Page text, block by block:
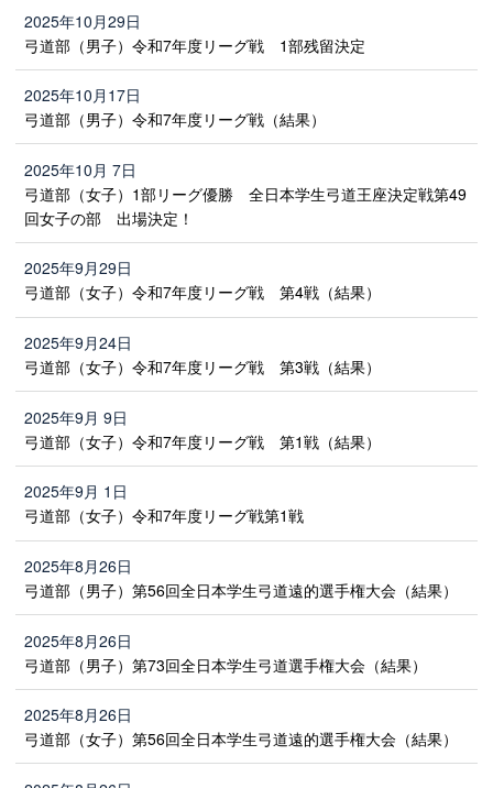
2025年10月29日
弓道部（男子）令和7年度リーグ戦 1部残留決定
2025年10月17日
弓道部（男子）令和7年度リーグ戦（結果）
2025年10月 7日
弓道部（女子）1部リーグ優勝 全日本学生弓道王座決定戦第49
回女子の部 出場決定！
2025年9月29日
弓道部（女子）令和7年度リーグ戦 第4戦（結果）
2025年9月24日
弓道部（女子）令和7年度リーグ戦 第3戦（結果）
2025年9月 9日
弓道部（女子）令和7年度リーグ戦 第1戦（結果）
2025年9月 1日
弓道部（女子）令和7年度リーグ戦第1戦
2025年8月26日
弓道部（男子）第56回全日本学生弓道遠的選手権大会（結果）
2025年8月26日
弓道部（男子）第73回全日本学生弓道選手権大会（結果）
2025年8月26日
弓道部（女子）第56回全日本学生弓道遠的選手権大会（結果）